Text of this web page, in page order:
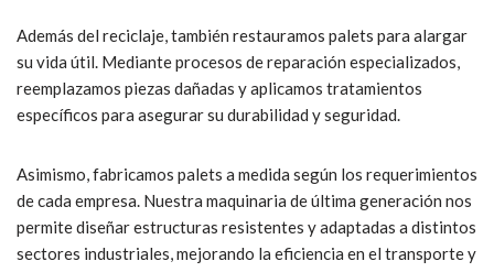
Además del reciclaje, también restauramos palets para alargar
su vida útil. Mediante procesos de reparación especializados,
reemplazamos piezas dañadas y aplicamos tratamientos
específicos para asegurar su durabilidad y seguridad.
Asimismo, fabricamos palets a medida según los requerimientos
de cada empresa. Nuestra maquinaria de última generación nos
permite diseñar estructuras resistentes y adaptadas a distintos
sectores industriales, mejorando la eficiencia en el transporte y